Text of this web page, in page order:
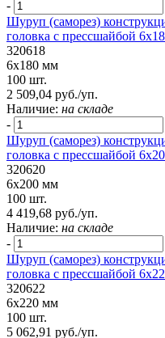
-
Шуруп (саморез)
головка с прессшайбой
320618
6х180 мм
100 шт.
2 509,04 руб./уп.
Наличие: на складе
-
Шуруп (саморез)
головка с прессшайбой
320620
6х200 мм
100 шт.
4 419,68 руб./уп.
Наличие: на складе
-
Шуруп (саморез)
головка с прессшайбой
320622
6х220 мм
100 шт.
5 062,91 руб./уп.